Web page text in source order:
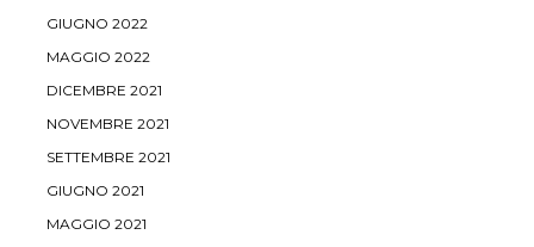
GIUGNO 2022
MAGGIO 2022
DICEMBRE 2021
NOVEMBRE 2021
SETTEMBRE 2021
GIUGNO 2021
MAGGIO 2021